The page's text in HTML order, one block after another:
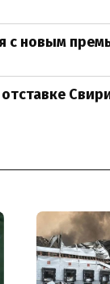
с новым